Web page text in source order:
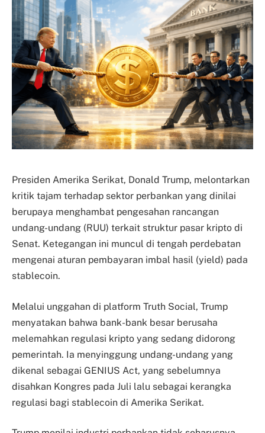
Presiden Amerika Serikat, Donald Trump, melontarkan
kritik tajam terhadap sektor perbankan yang dinilai
berupaya menghambat pengesahan rancangan
undang-undang (RUU) terkait struktur pasar kripto di
Senat. Ketegangan ini muncul di tengah perdebatan
mengenai aturan pembayaran imbal hasil (yield) pada
stablecoin.
Melalui unggahan di platform Truth Social, Trump
menyatakan bahwa bank-bank besar berusaha
melemahkan regulasi kripto yang sedang didorong
pemerintah. Ia menyinggung undang-undang yang
dikenal sebagai GENIUS Act, yang sebelumnya
disahkan Kongres pada Juli lalu sebagai kerangka
regulasi bagi stablecoin di Amerika Serikat.